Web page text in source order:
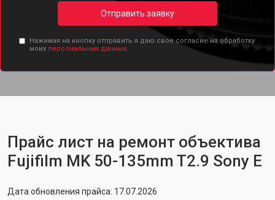
Отправить заявку
Нажимая на кнопку отправить я даю свое согласие на обработку
моих персональных данных.
Прайс лист на ремонт объектива
Fujifilm MK 50-135mm T2.9 Sony E
Дата обновления прайса: 17.07.2026